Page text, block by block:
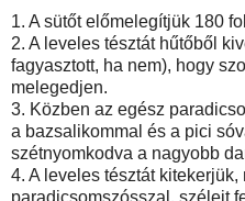
1. A sütőt előmelegítjük 180
2. A leveles tésztát hűtőből
fagyasztott, ha nem), hogy
melegedjen.
3. Közben az egész
a bazsalikommal és a pici
szétnyomkodva a nagyobb
4. A leveles tésztát kitekerjük,